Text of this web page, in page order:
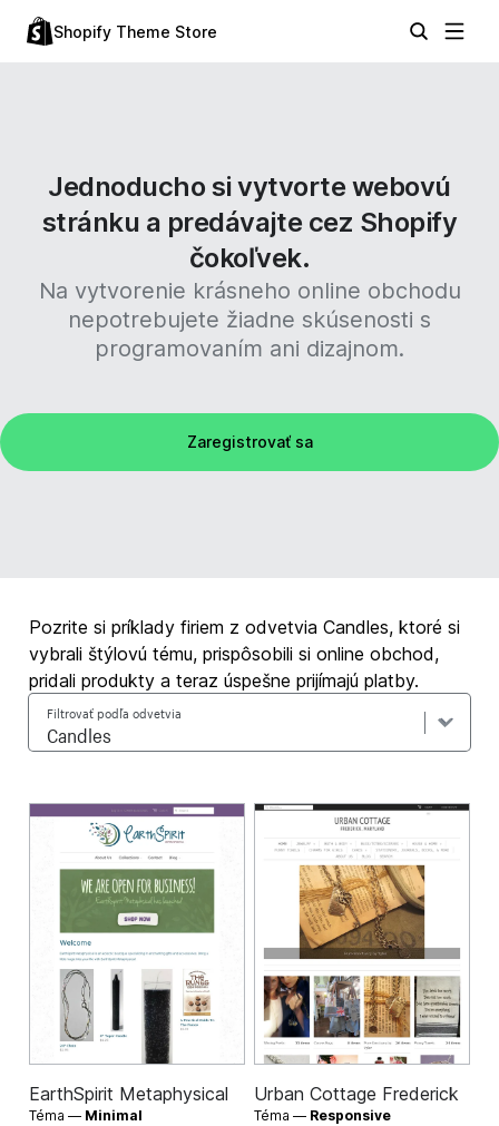
Shopify Theme Store
Jednoducho si vytvorte webovú
stránku a predávajte cez Shopify
čokoľvek.
Na vytvorenie krásneho online obchodu
nepotrebujete žiadne skúsenosti s
programovaním ani dizajnom.
Zaregistrovať sa
Pozrite si príklady firiem z odvetvia Candles, ktoré si
vybrali štýlovú tému, prispôsobili si online obchod,
pridali produkty a teraz úspešne prijímajú platby.
Filtrovať podľa odvetvia
EarthSpirit Metaphysical
Téma — Minimal
Urban Cottage Frederick
Téma — Responsive